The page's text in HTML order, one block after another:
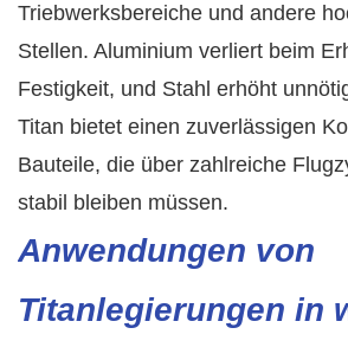
Triebwerksbereiche und andere
Stellen. Aluminium verliert beim
Festigkeit, und Stahl erhöht
Titan bietet einen zuverlässigen
Bauteile, die über zahlreiche
stabil bleiben müssen.
Anwendungen von
Titanlegierungen in